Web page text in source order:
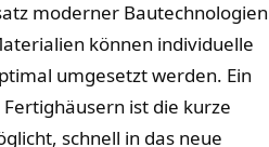
moderner ⁤Bautechnologien
können individuelle
umgesetzt werden. Ein
ist die kurze
schnell ⁢in das neue